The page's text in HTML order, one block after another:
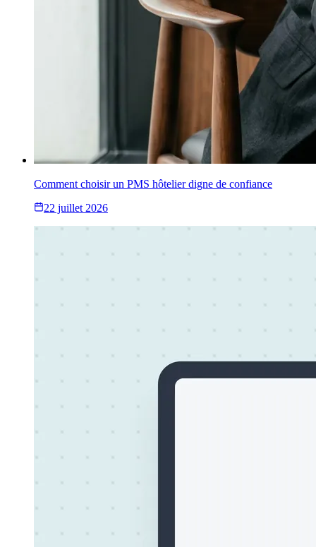
Comment choisir un PMS hôtelier digne de confiance
22 juillet 2026